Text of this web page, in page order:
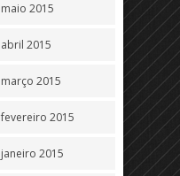
maio 2015
abril 2015
março 2015
fevereiro 2015
janeiro 2015